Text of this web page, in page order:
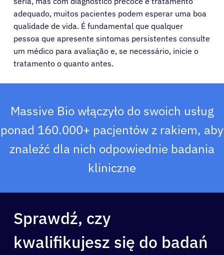
Pacjenci
Lekarze
Zasoby
O nas
adequado, muitos pacientes podem esperar uma boa
qualidade de vida. É fundamental que qualquer
pessoa que apresente sintomas persistentes consulte
um médico para avaliação e, se necessário, inicie o
tratamento o quanto antes.
Massive Bio włączyło do swoich usług
ponad 160.000+ pacjentów z rakiem, aby
znaleźć dla nich odpowiednie badania
kliniczne
Sprawdź, czy
kwalifikujesz się do badań